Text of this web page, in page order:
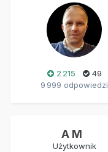
2 215
49
9 999 odpowiedzi
A M
Użytkownik